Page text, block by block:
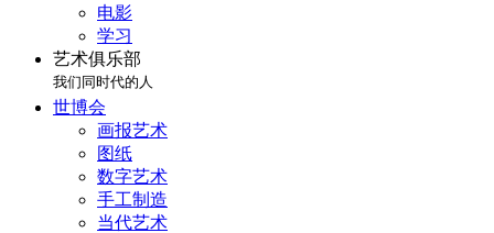
电影
学习
艺术俱乐部
我们同时代的人
世博会
画报艺术
图纸
数字艺术
手工制造
当代艺术